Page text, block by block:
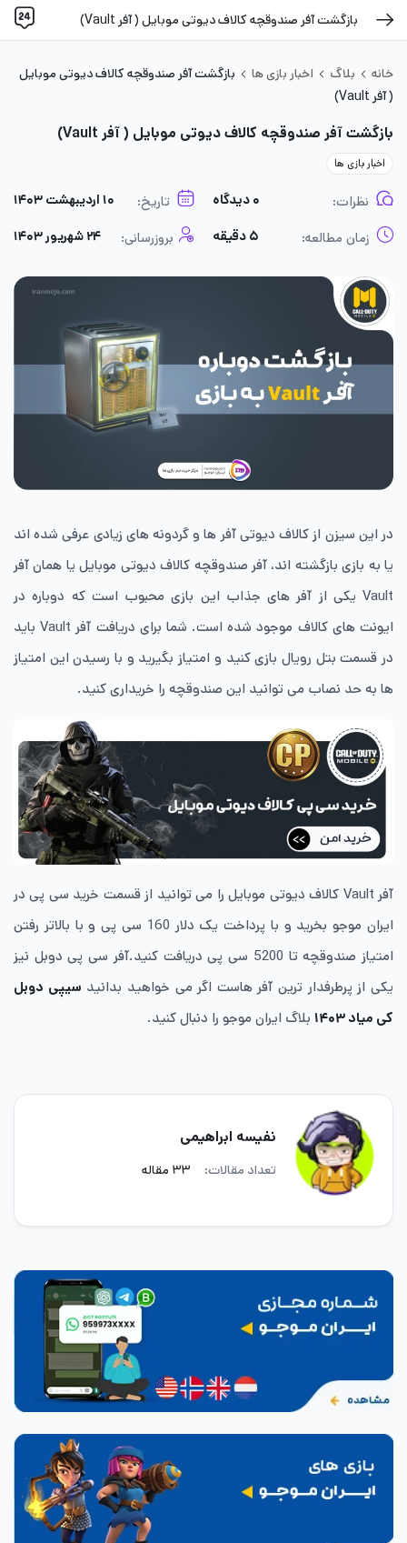
بازگشت آفر صندوقچه کالاف دیوتی موبایل ( آفر Vault)
خانه بلاگ اخبار بازی ها
بازگشت آفر صندوقچه کالاف دیوتی موبایل
( آفر Vault)
بازگشت آفر صندوقچه کالاف دیوتی موبایل ( آفر Vault)
اخبار بازی ها
نظرات: ۰ دیدگاه تاریخ: ۱۰ اردیبهشت ۱۴۰۳
زمان مطالعه: ۵ دقیقه بروزرسانی: ۲۴ شهریور ۱۴۰۳
در این سیزن از کالاف دیوتی آفر ها و گردونه های زیادی عرفی شده اند
یا به بازی بازگشته اند، آفر صندوقچه کالاف دیوتی موبایل یا همان آفر
Vault یکی از آفر های جذاب این بازی محبوب است که دوباره در
ایونت های کالاف موجود شده است. شما برای دریافت آفر Vault باید
در قسمت بتل رویال بازی کنید و امتیاز بگیرید و با رسیدن این امتیاز
ها به حد نصاب می توانید این صندوقچه را خریداری کنید.
آفر Vault کالاف دیوتی موبایل را می توانید از قسمت خرید سی پی در
ایران موجو بخرید و با پرداخت یک دلار 160 سی پی و با بالاتر رفتن
امتیاز صندوقچه تا 5200 سی پی دریافت کنید.آفر سی پی دوبل نیز
یکی از پرطرفدار ترین آفر هاست اگر می خواهید بدانید سیپی دوبل
کی میاد ۱۴۰۳
بلاگ ایران موجو را دنبال کنید.
نفیسه ابراهیمی
تعداد مقالات: ۳۳ مقاله